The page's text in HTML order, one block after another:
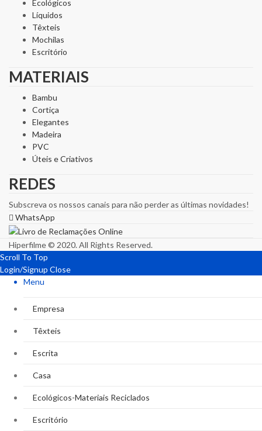
Ecológicos
Líquidos
Têxteis
Mochilas
Escritório
MATERIAIS
Bambu
Cortiça
Elegantes
Madeira
PVC
Úteis e Criativos
REDES
Subscreva os nossos canais para não perder as últimas novidades!
WhatsApp
Hiperfilme © 2020. All Rights Reserved.
Scroll To Top
Login/Signup Close
Menu
Empresa
Têxteis
Escrita
Casa
Ecológicos-Materiais Reciclados
Escritório